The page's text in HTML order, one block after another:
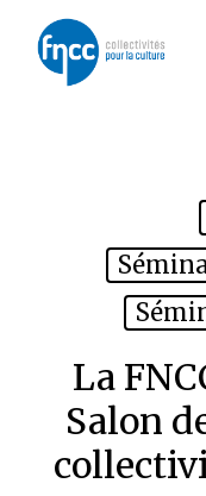
main
content
La
Salon
Panneau de gestion des